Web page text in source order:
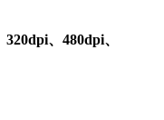
、480dpi、